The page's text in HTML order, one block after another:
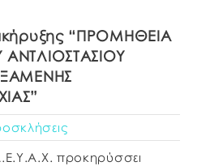
“ΠΡΟΜΗΘΕΙΑ
προκηρύσσει